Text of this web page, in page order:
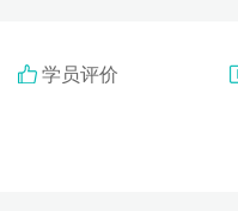
学员评价